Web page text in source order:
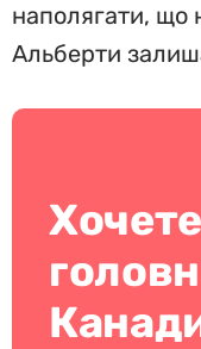
наполягати, що
Альберти